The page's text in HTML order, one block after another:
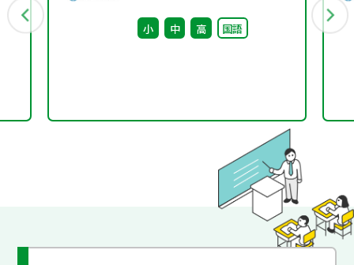
回） 配付資料
小 中 高 国語